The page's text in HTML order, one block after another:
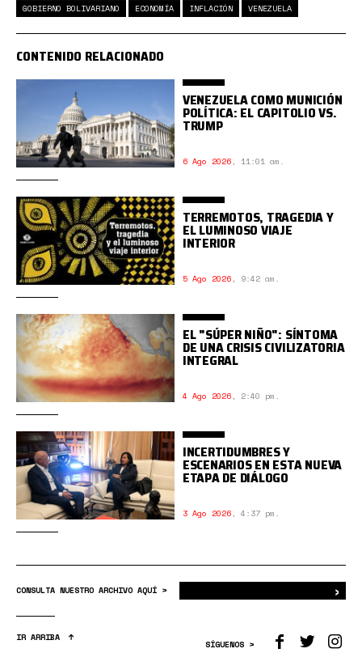
GOBIERNO BOLIVARIANO ECONOMÍA INFLACIÓN VENEZUELA
CONTENIDO RELACIONADO
VENEZUELA COMO MUNICIÓN
POLÍTICA: EL CAPITOLIO VS.
TRUMP
6 Ago 2026, 11:01 am.
TERREMOTOS, TRAGEDIA Y
EL LUMINOSO VIAJE
INTERIOR
5 Ago 2026, 9:42 am.
EL "SÚPER NIÑO": SÍNTOMA
DE UNA CRISIS CIVILIZATORIA
INTEGRAL
4 Ago 2026, 2:40 pm.
INCERTIDUMBRES Y
ESCENARIOS EN ESTA NUEVA
ETAPA DE DIÁLOGO
3 Ago 2026, 4:37 pm.
CONSULTA NUESTRO ARCHIVO AQUÍ > ›
IR ARRIBA
SÍGUENOS >